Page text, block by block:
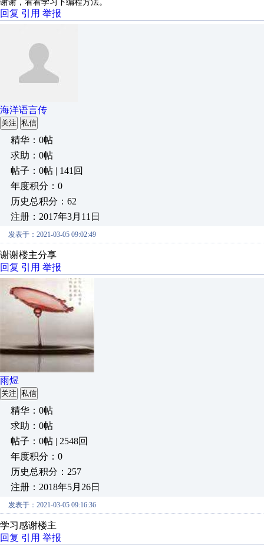
谢谢，看看学习下编程方法。
回复 引用 举报
海洋语言传
关注 私信
精华：0帖
求助：0帖
帖子：0帖 | 141回
年度积分：0
历史总积分：62
注册：2017年3月11日
发表于：2021-03-05 09:02:49
谢谢楼主分享
回复 引用 举报
雨煜
关注 私信
精华：0帖
求助：0帖
帖子：0帖 | 2548回
年度积分：0
历史总积分：257
注册：2018年5月26日
发表于：2021-03-05 09:16:36
学习感谢楼主
回复 引用 举报